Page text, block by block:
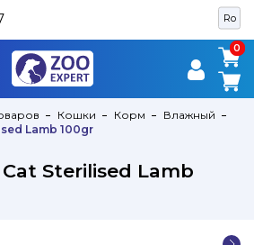
Ro
0
0
Кошки Корм
Влажный
Lamb 100gr
Sterilised Lamb